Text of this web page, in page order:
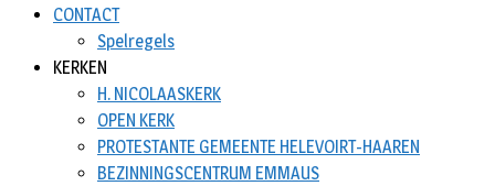
CONTACT
Spelregels
KERKEN
H. NICOLAASKERK
OPEN KERK
PROTESTANTE GEMEENTE HELEVOIRT-HAAREN
BEZINNINGSCENTRUM EMMAUS